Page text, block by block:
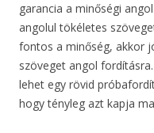
garancia a minőségi
angolul tökéletes
fontos a minőség, akkor
szöveget angol
lehet egy rövid
hogy tényleg azt kapja